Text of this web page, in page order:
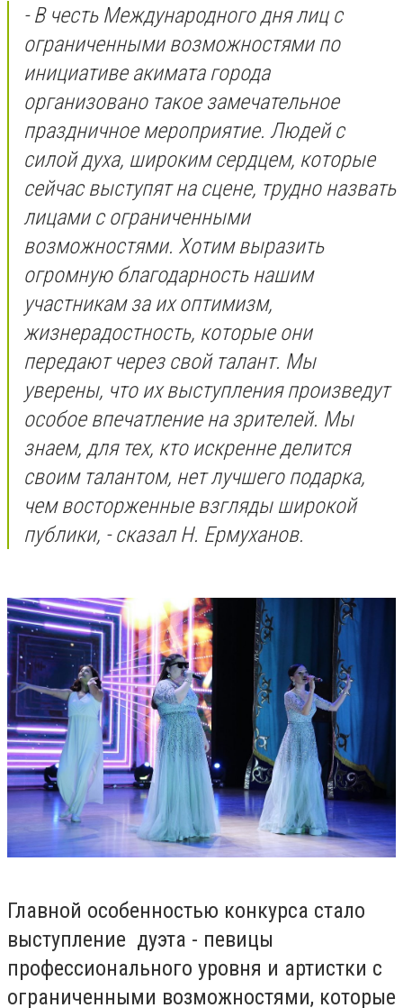
- В честь Международного дня лиц с
ограниченными возможностями по
инициативе акимата города
организовано такое замечательное
праздничное мероприятие. Людей с
силой духа, широким сердцем, которые
сейчас выступят на сцене, трудно назвать
лицами с ограниченными
возможностями. Хотим выразить
огромную благодарность нашим
участникам за их оптимизм,
жизнерадостность, которые они
передают через свой талант. Мы
уверены, что их выступления произведут
особое впечатление на зрителей. Мы
знаем, для тех, кто искренне делится
своим талантом, нет лучшего подарка,
чем восторженные взгляды широкой
публики, - сказал Н. Ермуханов.
Главной особенностью конкурса стало
выступление дуэта - певицы
профессионального уровня и артистки с
ограниченными возможностями, которые